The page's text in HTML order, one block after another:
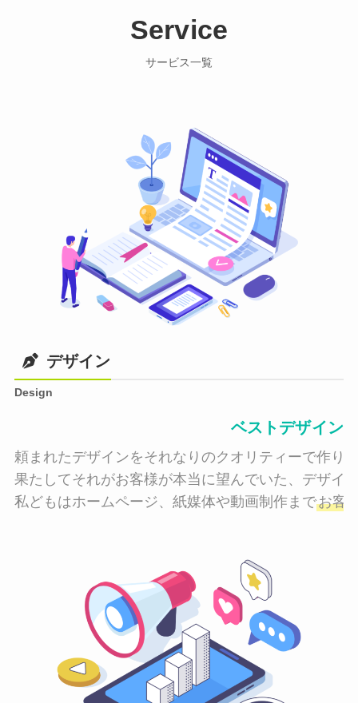
Service
サービス一覧
デザイン
Design
ベストデザイン
頼まれたデザインをそれなりのクオリティーで作り
果たしてそれがお客様が本当に望んでいた、デザイ
私どもはホームページ、紙媒体や動画制作までお客